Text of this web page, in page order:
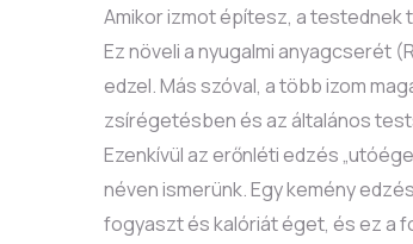
Amikor izmot építesz, a
Ez növeli a nyugalmi anyagcserét
edzel. Más szóval, a több izom
zsírégetésben és az általános
Ezenkívül az erőnléti edzés
néven ismerünk. Egy kemény
fogyaszt és kalóriát éget, és ez a